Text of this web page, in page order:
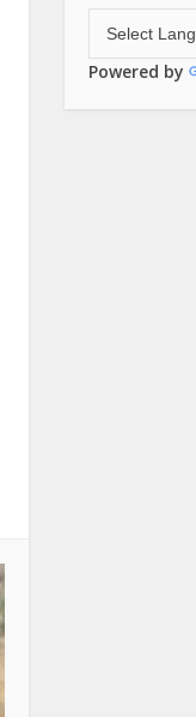
Powered by